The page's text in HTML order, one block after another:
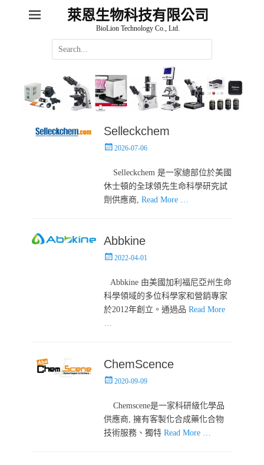
萊恩生物科技有限公司
BioLion Technology Co., Ltd.
Search
for:
Selleckchem
Posted2026-07-06
Selleckchem 是一家總部位於美國
休士頓的全球領先生命科學研究試
劑供應商,Read More …
Abbkine
Posted2022-04-01
‎ Abbkine 由美國加利福尼亞州生命
科學領域的多位科學家和營銷專家
於2012年創立。通過品Read More
ChemScence
Posted2020-09-09
Chemscene是一家科研級化學品
供應商, 擁有客製化合成藥化合物
技術服務、獨特Read More …